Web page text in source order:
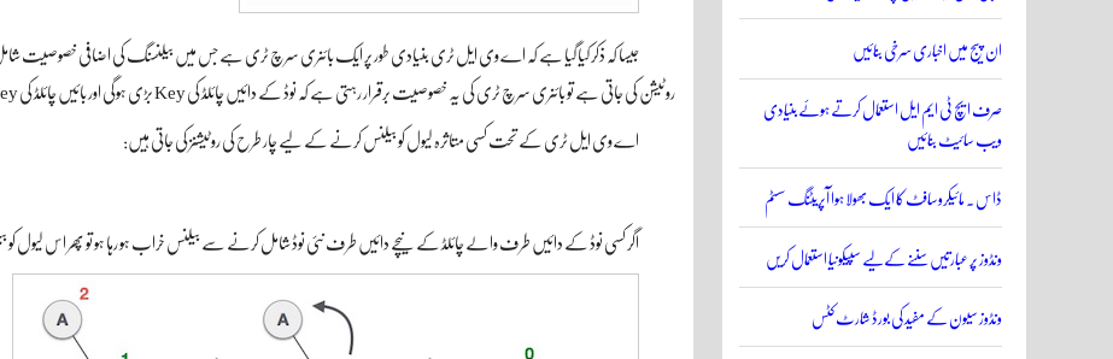
جیسا کہ ذکر کیا گیا ہے کہ اے وی ایل ٹری بنیادی طور پر ایک بائنری سرچ ٹری ہے جس میں بیلنسنگ کی اضافی خصوصیت
روٹیشن کی جاتی ہے تو بائنری سرچ ٹری کی یہ خصوصیت برقرار رہتی ہے کہ نوڈ کے دائیں چائلڈ کی Key بڑی ہوگی اور بائیں چائلڈ کی Key چھوٹی ہوگی۔
اے وی ایل ٹری کے تحت کسی متاثرہ لیول کو بیلنس کرنے کے لیے چار طرح کی روٹیشنز کی جاتی ہیں:
اگر کسی نوڈ کے دائیں طرف والے چائلڈ کے نیچے دائیں طرف نئی نوڈ شامل کرنے سے بیلنس خراب ہو رہا ہو تو پھر اس لیول کو
ان پیج میں اخباری سرخی بنائیں
صرف ایچ ٹی ایم ایل استعمال کرتے ہوئے بنیادی
ویب سائیٹ بنائیں
ڈاس ۔ مائیکروسافٹ کا ایک بھولا ہوا آپریٹنگ سسٹم
ونڈوز پر عبارتیں سننے کے لیے سپیکونیا استعمال کریں
ونڈوز سیون کے مفید کی بورڈ شارٹ کٹس